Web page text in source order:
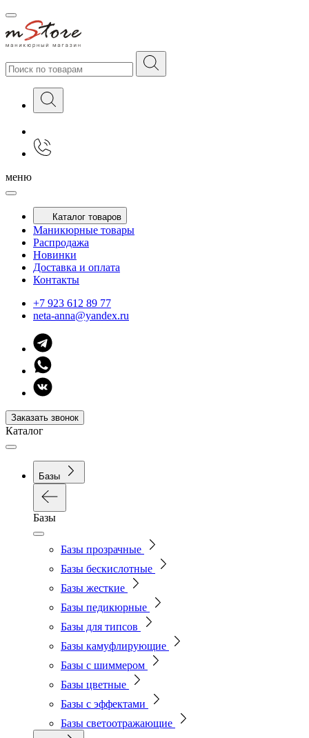
меню
Каталог товаров
Маникюрные товары
Распродажа
Новинки
Доставка и оплата
Контакты
+7 923 612 89 77
neta-anna@yandex.ru
Заказать звонок
Каталог
Базы
Базы
Базы прозрачные
Базы бескислотные
Базы жесткие
Базы педикюрные
Базы для типсов
Базы камуфлирующие
Базы с шиммером
Базы цветные
Базы с эффектами
Базы светоотражающие